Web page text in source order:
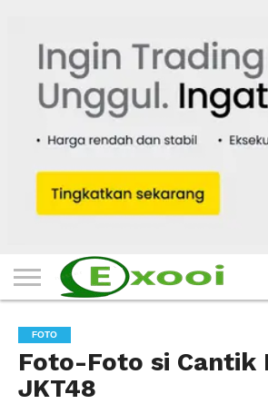
HOME
FILTER
BERITA
BIODATA
CERITA
CERPEN
EKSKLUSIF
FOTO
VIDEO
MORE
FOTO
Foto-Foto si Cantik
JKT48